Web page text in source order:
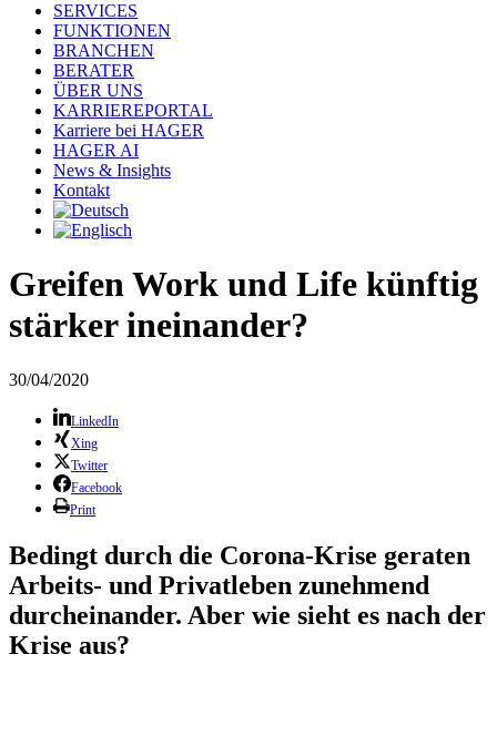
SERVICES
FUNKTIONEN
BRANCHEN
BERATER
ÜBER UNS
KARRIEREPORTAL
Karriere bei HAGER
HAGER AI
News & Insights
Kontakt
Greifen Work und Life künftig
stärker ineinander?
30/04/2020
LinkedIn
Xing
Twitter
Facebook
Print
Bedingt durch die Corona-Krise geraten
Arbeits- und Privatleben zunehmend
durcheinander. Aber wie sieht es nach der
Krise aus?